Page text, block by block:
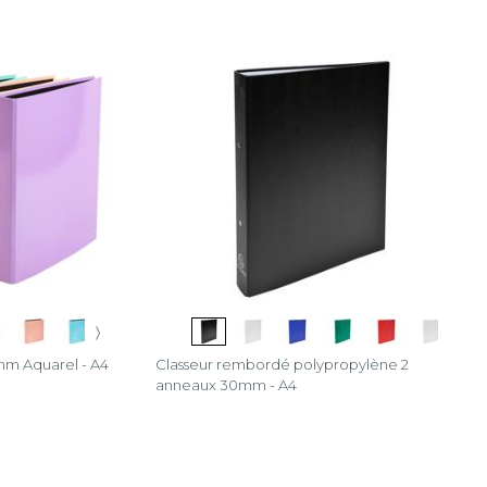
〉
Aquarel - A4
Classeur rembordé polypropylène 2
anneaux 30mm - A4